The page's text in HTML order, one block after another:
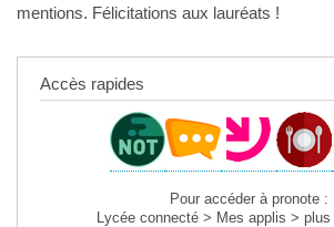
mentions. Félicitations aux lauréats !
Accès rapides
Pour accéder à pronote :
Lycée connecté > Mes applis > plus